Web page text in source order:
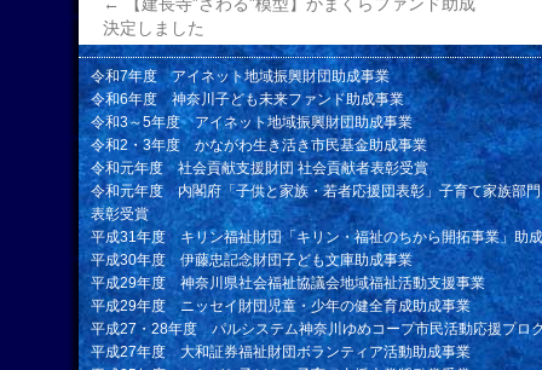
決定しました
令和7年度 アイネット地域振興財団助成事業
令和6年度 神奈川子ども未来ファンド助成事業
令和3～5年度 アイネット地域振興財団助成事業
令和2・3年度 かながわ生き活き市民基金助成事業
令和元年度 社会貢献支援財団 社会貢献者表彰受賞
令和元年度 内閣府「子供と家族・若者応援団表彰」子育て家族部
表彰受賞
平成31年度 キリン福祉財団「キリン・福祉のちから開拓事業」助
平成30年度 伊藤忠記念財団子ども文庫助成事業
平成29年度 神奈川県社会福祉協議会地域福祉活動支援事業
平成29年度 ニッセイ財団児童・少年の健全育成助成事業
平成27・28年度 パルシステム神奈川ゆめコープ市民活動応援プロ
平成27年度 大和証券福祉財団ボランティア活動助成事業